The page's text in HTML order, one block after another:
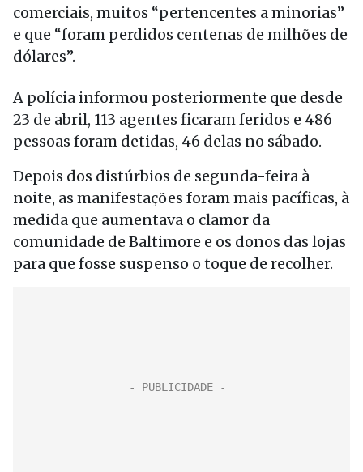
comerciais, muitos “pertencentes a minorias”
e que “foram perdidos centenas de milhões de
dólares”.
A polícia informou posteriormente que desde
23 de abril, 113 agentes ficaram feridos e 486
pessoas foram detidas, 46 delas no sábado.
Depois dos distúrbios de segunda-feira à
noite, as manifestações foram mais pacíficas, à
medida que aumentava o clamor da
comunidade de Baltimore e os donos das lojas
para que fosse suspenso o toque de recolher.